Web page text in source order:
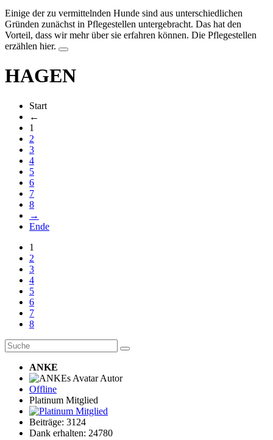
Einige der zu vermittelnden Hunde sind aus unterschiedlichen
Gründen zunächst in Pflegestellen untergebracht. Das hat den
Vorteil, dass wir mehr über sie erfahren können. Die Pflegestellen
erzählen hier.
HAGEN
Start
←
1
2
3
4
5
6
7
8
→
Ende
1
2
3
4
5
6
7
8
ANKE
Autor
Offline
Platinum Mitglied
Beiträge: 3124
Dank erhalten: 24780